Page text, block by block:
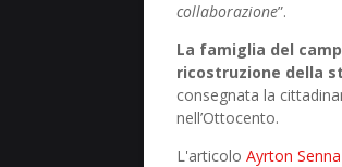
collaborazione”.
La famiglia del
ricostruzione della
consegnata la
nell’Ottocento.
L'articolo Ayrton